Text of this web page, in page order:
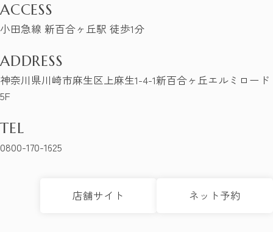
ACCESS
小田急線 新百合ヶ丘駅 徒歩1分
ADDRESS
神奈川県川崎市麻生区上麻生1-4-1新百合ヶ丘エルミロード
5F
TEL
0800-170-1625
店舗サイト ネット予約